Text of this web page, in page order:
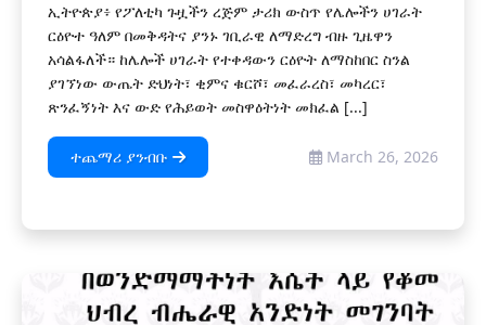
ኢትዮጵያ፥ የፖለቲካ ጉዟችን ረጅም ታሪክ ውስጥ የሌሎችን ሀገራት
ርዕዮተ ዓለም በመቅዳትና ያንኑ ገቢራዊ ለማድረግ ብዙ ጊዜዋን
አሳልፋለች። ከሌሎች ሀገራት የተቀዳውን ርዕዮት ለማስከበር ስንል
ያገኘነው ውጤት ድህነት፣ ቂምና ቁርሾ፣ መፈራረስ፣ መካረር፣
ጽንፈኝነት እና ውድ የሕይወት መስዋዕትነት መክፈል [...]
ተጨማሪ ያንብቡ March 26, 2026